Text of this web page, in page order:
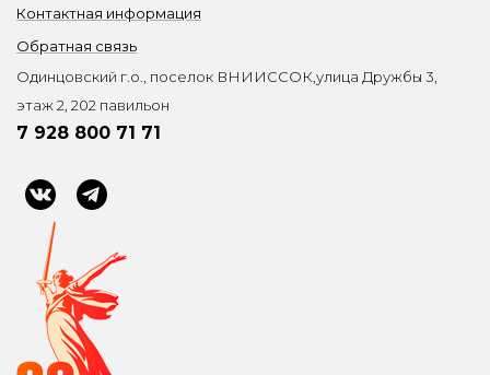
Контактная информация
Обратная связь
Одинцовский г.о., поселок ВНИИССОК,улица Дружбы 3,
этаж 2, 202 павильон
7 928 800 71 71